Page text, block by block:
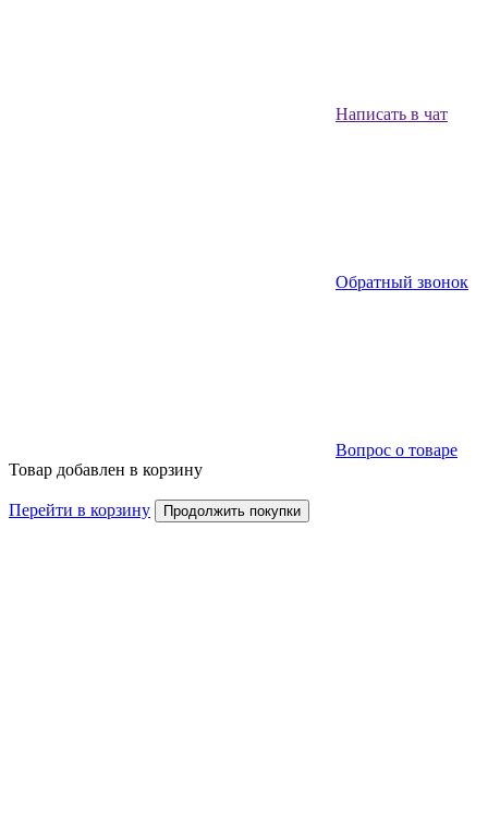
Написать в чат
Обратный звонок
Вопрос о товаре
Товар добавлен в корзину
Перейти в корзину Продолжить покупки